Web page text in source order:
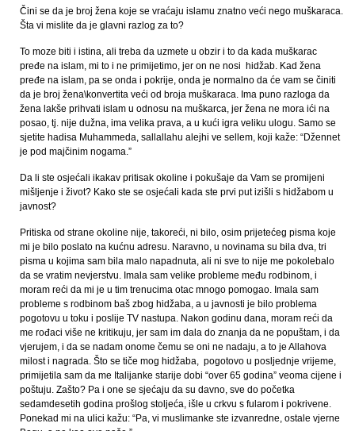
Čini se da je broj žena koje se vraćaju islamu znatno veći nego muškaraca.
Šta vi mislite da je glavni razlog za to?
To moze biti i istina, ali treba da uzmete u obzir i to da kada muškarac
pređe na islam, mi to i ne primijetimo, jer on ne nosi hidžab. Kad žena
pređe na islam, pa se onda i pokrije, onda je normalno da će vam se činiti
da je broj žena\konvertita veći od broja muškaraca. Ima puno razloga da
žena lakše prihvati islam u odnosu na muškarca, jer žena ne mora ići na
posao, tj. nije dužna, ima velika prava, a u kući igra veliku ulogu. Samo se
sjetite hadisa Muhammeda, sallallahu alejhi ve sellem, koji kaže: “Džennet
je pod majčinim nogama.”
Da li ste osjećali ikakav pritisak okoline i pokušaje da Vam se promijeni
mišljenje i život? Kako ste se osjećali kada ste prvi put izišli s hidžabom u
javnost?
Pritiska od strane okoline nije, takoreći, ni bilo, osim prijetećeg pisma koje
mi je bilo poslato na kućnu adresu. Naravno, u novinama su bila dva, tri
pisma u kojima sam bila malo napadnuta, ali ni sve to nije me pokolebalo
da se vratim nevjerstvu. Imala sam velike probleme među rodbinom, i
moram reći da mi je u tim trenucima otac mnogo pomogao. Imala sam
probleme s rodbinom baš zbog hidžaba, a u javnosti je bilo problema
pogotovu u toku i poslije TV nastupa. Nakon godinu dana, moram reći da
me rođaci više ne kritikuju, jer sam im dala do znanja da ne popuštam, i da
vjerujem, i da se nadam onome čemu se oni ne nadaju, a to je Allahova
milost i nagrada. Što se tiče mog hidžaba, pogotovo u posljednje vrijeme,
primijetila sam da me Italijanke starije dobi “over 65 godina” veoma cijene i
poštuju. Zašto? Pa i one se sjećaju da su davno, sve do početka
sedamdesetih godina prošlog stoljeća, išle u crkvu s fularom i pokrivene.
Ponekad mi na ulici kažu: “Pa, vi muslimanke ste izvanredne, ostale vjerne